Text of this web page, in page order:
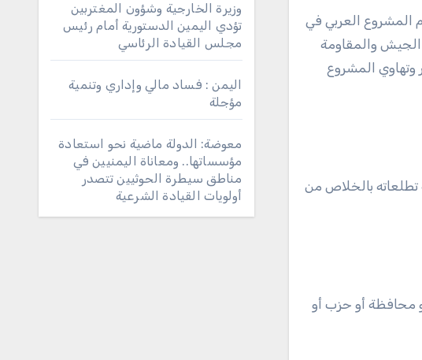
المشروع العربي في
الجيش والمقاومة
وتهاوي المشروع
تطلعاته بالخلاص من
محافظة أو حزب أو
وزيرة الخارجية وشؤون المغتربين
تؤدي اليمين الدستورية أمام رئيس
مجلس القيادة الرئاسي
اليمن : فساد مالي وإداري وتنمية
مؤجلة
معوضة: الدولة ماضية نحو استعادة
مؤسساتها.. ومعاناة اليمنيين في
مناطق سيطرة الحوثيين تتصدر
أولويات القيادة الشرعية